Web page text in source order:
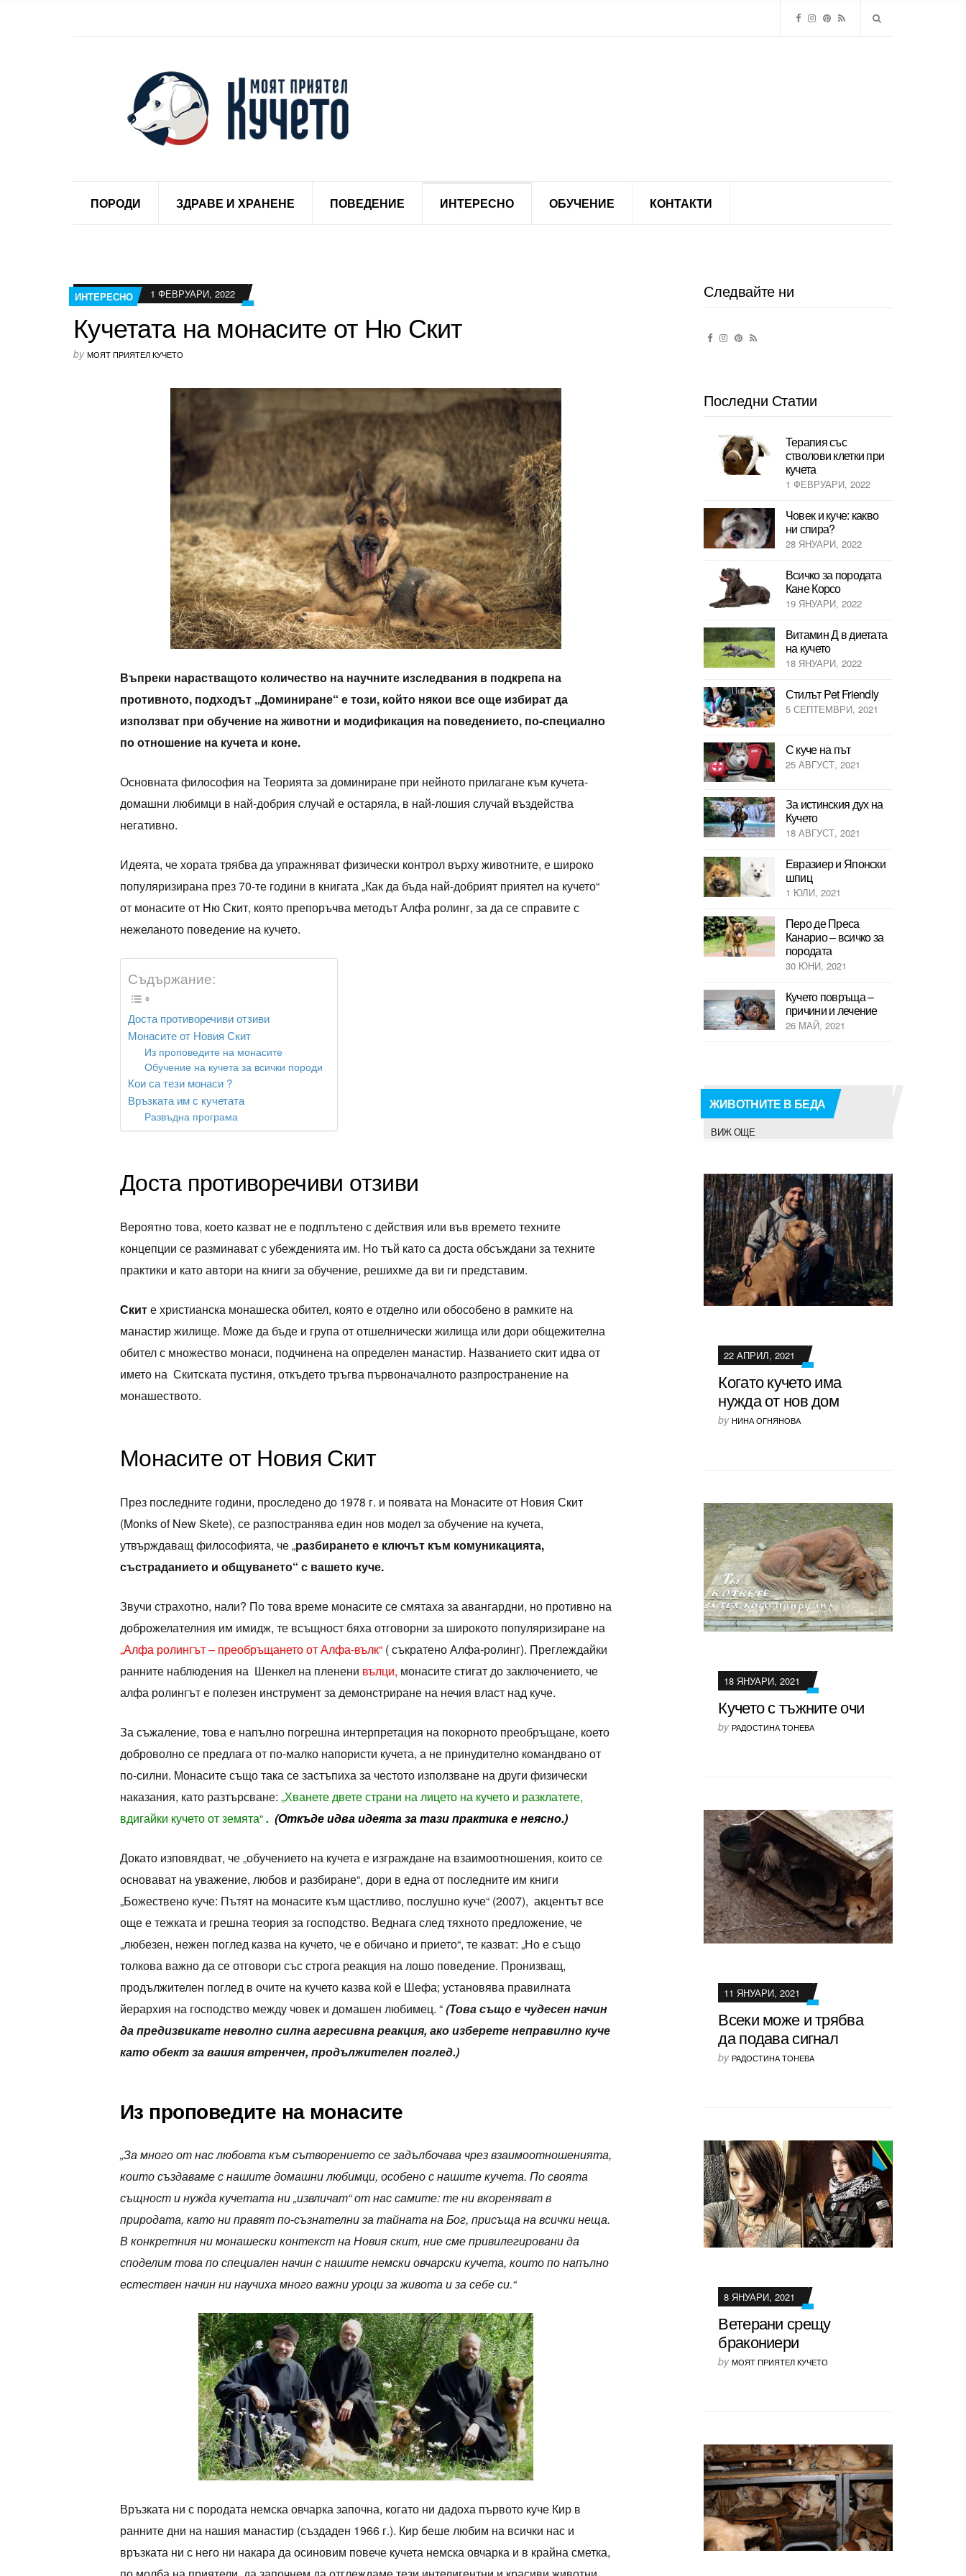
ПОРОДИ ЗДРАВЕ И ХРАНЕНЕ ПОВЕДЕНИЕ ИНТЕРЕСНО ОБУЧЕНИЕ КОНТАКТИ
ИНТЕРЕСНО 1 ФЕВРУАРИ, 2022
Кучетата на монасите от Ню Скит
by МОЯТ ПРИЯТЕЛ КУЧЕТО
Въпреки нарастващото количество на научните изследвания в подкрепа на
противното, подходът „Доминиране“ е този, който някои все още избират да
използват при обучение на животни и модификация на поведението, по-специално
по отношение на кучета и коне.
Основната философия на Теорията за доминиране при нейното прилагане към кучета-
домашни любимци в най-добрия случай е остаряла, в най-лошия случай въздейства
негативно.
Идеята, че хората трябва да упражняват физически контрол върху животните, е широко
популяризирана през 70-те години в книгата „Как да бъда най-добрият приятел на кучето“
от монасите от Ню Скит, която препоръчва методът Алфа ролинг, за да се справите с
нежеланото поведение на кучето.
Съдържание:
Доста противоречиви отзиви
Монасите от Новия Скит
Из проповедите на монасите
Обучение на кучета за всички породи
Кои са тези монаси ?
Връзката им с кучетата
Развъдна програма
Доста противоречиви отзиви
Вероятно това, което казват не е подплътено с действия или във времето техните
концепции се разминават с убежденията им. Но тъй като са доста обсъждани за техните
практики и като автори на книги за обучение, решихме да ви ги представим.
Ските христианска монашеска обител, която е отделно или обособено в рамките на
манастир жилище. Може да бъде и група от отшелнически жилища или дори общежителна
обител с множество монаси, подчинена на определен манастир. Названието скит идва от
името на Скитската пустиня, откъдето тръгва първоначалното разпространение на
монашеството.
Монасите от Новия Скит
През последните години, проследено до 1978 г. и появата на Монасите от Новия Скит
(Monks of New Skete), се разпостранява един нов модел за обучение на кучета,
утвърждаващ философията, че „разбирането е ключът към комуникацията,
състраданието и общуването“ с вашето куче.
Звучи страхотно, нали? По това време монасите се смятаха за авангардни, но противно на
доброжелателния им имидж, те всъщност бяха отговорни за широкото популяризиране на
„Алфа ролингът – преобръщането от Алфа-вълк“( съкратено Алфа-ролинг). Преглеждайки
ранните наблюдения на Шенкел на пленени вълци, монасите стигат до заключението, че
алфа ролингът е полезен инструмент за демонстриране на нечия власт над куче.
За съжаление, това е напълно погрешна интерпретация на покорното преобръщане, което
доброволно се предлага от по-малко напористи кучета, а не принудително командвано от
по-силни. Монасите също така се застъпиха за честото използване на други физически
наказания, като разтърсване: „Хванете двете страни на лицето на кучето и разклатете,
вдигайки кучето от земята“. (Откъде идва идеята за тази практика е неясно.)
Докато изповядват, че „обучението на кучета е изграждане на взаимоотношения, които се
основават на уважение, любов и разбиране“, дори в една от последните им книги
„Божествено куче: Пътят на монасите към щастливо, послушно куче“ (2007), акцентът все
още е тежката и грешна теория за господство. Веднага след тяхното предложение, че
„любезен, нежен поглед казва на кучето, че е обичано и прието“, те казват: „Но е също
толкова важно да се отговори със строга реакция на лошо поведение. Пронизващ,
продължителен поглед в очите на кучето казва кой е Шефа; установява правилната
йерархия на господство между човек и домашен любимец. “(Това също е чудесен начин
да предизвикате неволно силна агресивна реакция, ако изберете неправилно куче
като обект за вашия втренчен, продължителен поглед.)
Из проповедите на монасите
„За много от нас любовта към сътворението се задълбочава чрез взаимоотношенията,
които създаваме с нашите домашни любимци, особено с нашите кучета. По своята
същност и нужда кучетата ни „извличат“ от нас самите: те ни вкореняват в
природата, като ни правят по-съзнателни за тайната на Бог, присъща на всички неща.
В конкретния ни монашески контекст на Новия скит, ние сме привилегировани да
споделим това по специален начин с нашите немски овчарски кучета, които по напълно
естествен начин ни научиха много важни уроци за живота и за себе си.“
Връзката ни с породата немска овчарка започна, когато ни дадоха първото куче Кир в
ранните дни на нашия манастир (създаден 1966 г.). Кир беше любим на всички нас и
връзката ни с него ни накара да осиновим повече кучета немска овчарка и в крайна сметка,
Следвайте ни
Последни Статии
Терапия със
стволови клетки при
кучета
1 ФЕВРУАРИ, 2022
Човек и куче: какво
ни спира?
28 ЯНУАРИ, 2022
Всичко за породата
Кане Корсо
19 ЯНУАРИ, 2022
Витамин Д в диетата
на кучето
18 ЯНУАРИ, 2022
Стилът Pet Friendly
5 СЕПТЕМВРИ, 2021
С куче на път
25 АВГУСТ, 2021
За истинския дух на
Кучето
18 АВГУСТ, 2021
Евразиер и Японски
шпиц
1 ЮЛИ, 2021
Перо де Преса
Канарио – всичко за
породата
30 ЮНИ, 2021
Кучето повръща –
причини и лечение
26 МАЙ, 2021
ЖИВОТНИТЕ В БЕДА
ВИЖ ОЩЕ
22 АПРИЛ, 2021
Когато кучето има
нужда от нов дом
by НИНА ОГНЯНОВА
18 ЯНУАРИ, 2021
Кучето с тъжните очи
by РАДОСТИНА ТОНЕВА
11 ЯНУАРИ, 2021
Всеки може и трябва
да подава сигнал
by РАДОСТИНА ТОНЕВА
8 ЯНУАРИ, 2021
Ветерани срещу
бракониери
by МОЯТ ПРИЯТЕЛ КУЧЕТО